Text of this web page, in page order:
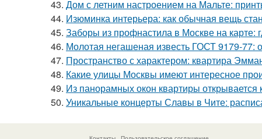
43. Дом с летним настроением на Мальте:
44. Изюминка интерьера: как обычная вещь
45. Заборы из профнастила в Москве на карте:
46. Молотая негашеная известь ГОСТ 9179-77:
47. Пространство с характером: квартира
48. Какие улицы Москвы имеют интересное
49. Из панорамных окон квартиры
50. Уникальные концерты Славы в Чите: